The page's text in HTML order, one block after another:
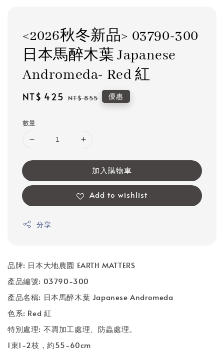
<2026秋冬新品> 03790-300
日本馬醉木葉 Japanese
Andromeda- Red 紅
Sale
NT$ 425 Regular
NT$ 855 優惠
數量
加入購物車
Add to wishlist
分享
品牌: 日本大地農園 EARTH MATTERS
產品編號: 03790-300
產品名稱: 日本馬醉木葉 Japanese Andromeda
色系: Red 紅
特別處理: 不凋加工處理、防蟲處理。
1束1-2枝，約55-60cm